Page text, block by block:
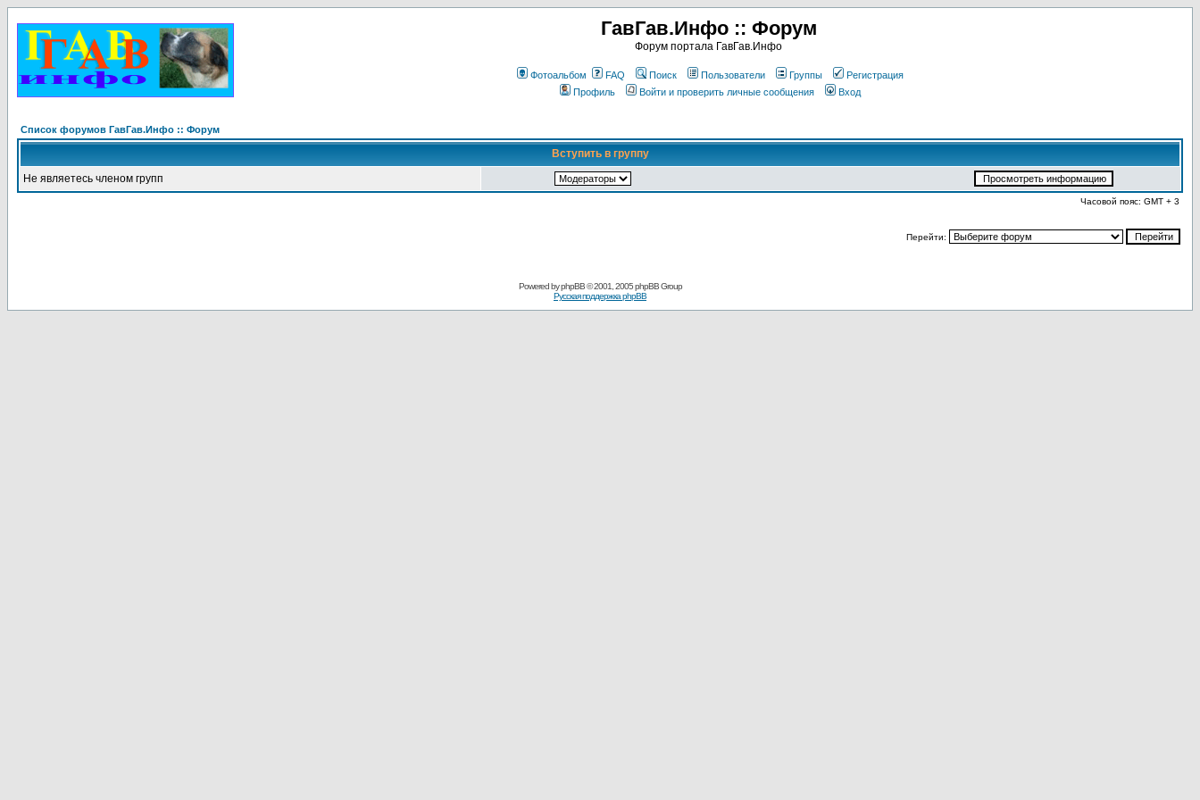
ГавГав.Инфо :: Форум
Форум портала ГавГав.Инфо
Фотоальбом FAQ Поиск Пользователи Группы
Регистрация
Профиль
Войти и проверить личные сообщения Вход
Список форумов ГавГав.Инфо :: Форум
Вступить в группу
Не являетесь членом групп
Часовой пояс: GMT + 3
Перейти:
Powered byphpBB© 2001, 2005 phpBB Group
Русская поддержка phpBB